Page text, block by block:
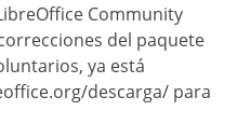
Community
del paquete
ya está
descarga/ para